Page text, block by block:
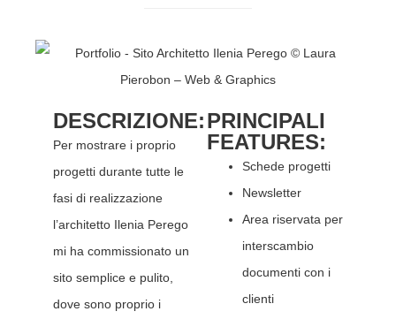
DESCRIZIONE:
Per mostrare i proprio
progetti durante tutte le
fasi di realizzazione
l’architetto Ilenia Perego
mi ha commissionato un
sito semplice e pulito,
dove sono proprio i
PRINCIPALI
FEATURES:
Schede progetti
Newsletter
Area riservata per
interscambio
documenti con i
clienti